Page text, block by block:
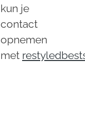
kun je
contact
opnemen
met